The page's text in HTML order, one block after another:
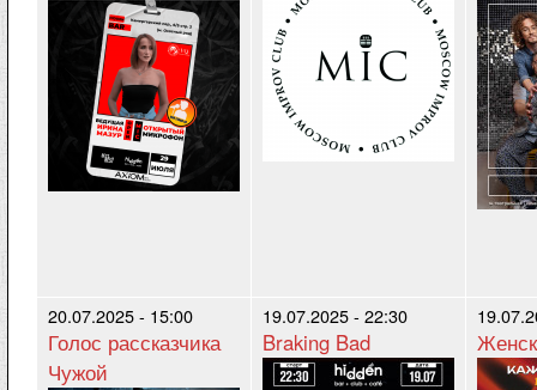
20.07.2025 - 15:00
Голос рассказчика
Чужой
19.07.2025 - 22:30
Braking Bad